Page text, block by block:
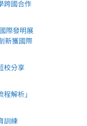
跨國合作
際發明展
新獲國際
校分享
解析」
訓練